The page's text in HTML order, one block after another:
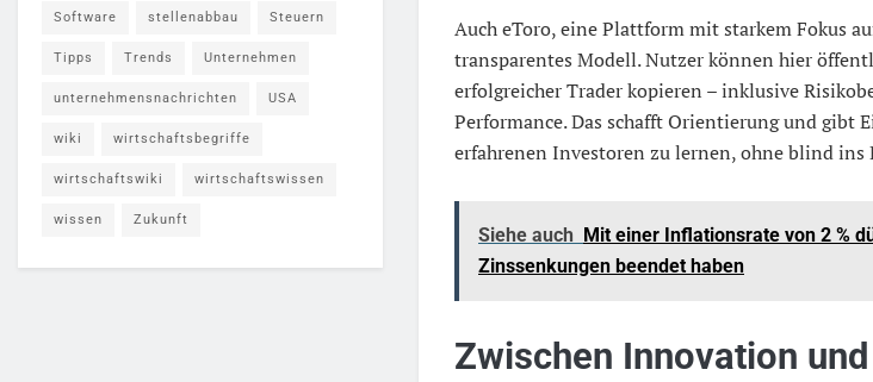
Auch eToro, eine Plattform mit starkem Fokus
transparentes Modell. Nutzer können hier
erfolgreicher Trader kopieren – inklusive
Performance. Das schafft Orientierung und gibt
erfahrenen Investoren zu lernen, ohne blind ins
Siehe auch Mit einer Inflationsrate von 2 %
Zinssenkungen beendet haben
Zwischen Innovation
Software stellenabbau Steuern
Tipps Trends Unternehmen
unternehmensnachrichten USA
wiki wirtschaftsbegriffe
wirtschaftswiki wirtschaftswissen
wissen Zukunft